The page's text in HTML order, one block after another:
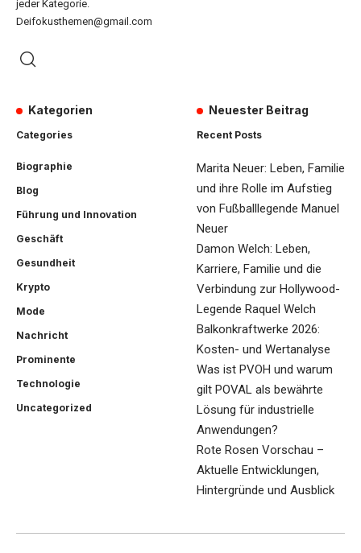
jeder Kategorie.
Deifokusthemen@gmail.com
Kategorien
Categories
Biographie
Blog
Führung und Innovation
Geschäft
Gesundheit
Krypto
Mode
Nachricht
Prominente
Technologie
Uncategorized
Neuester Beitrag
Recent Posts
Marita Neuer: Leben, Familie
und ihre Rolle im Aufstieg
von Fußballlegende Manuel
Neuer
Damon Welch: Leben,
Karriere, Familie und die
Verbindung zur Hollywood-
Legende Raquel Welch
Balkonkraftwerke 2026:
Kosten- und Wertanalyse
Was ist PVOH und warum
gilt POVAL als bewährte
Lösung für industrielle
Anwendungen?
Rote Rosen Vorschau –
Aktuelle Entwicklungen,
Hintergründe und Ausblick